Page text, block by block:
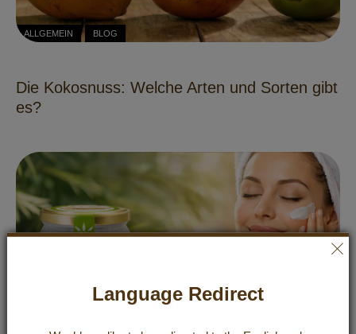
ALLGEMEIN BLOG
Die Kokosnuss: Welche Arten und Sorten gibt
es?
Language Redirect